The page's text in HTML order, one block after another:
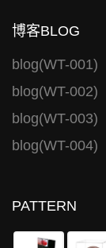
博客BLOG
blog(WT-001)
blog(WT-002)
blog(WT-003)
blog(WT-004)
PATTERN